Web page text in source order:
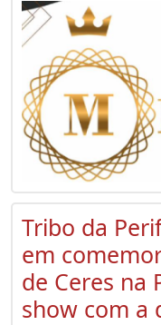
Tribo da
em
de Ceres na
show com a